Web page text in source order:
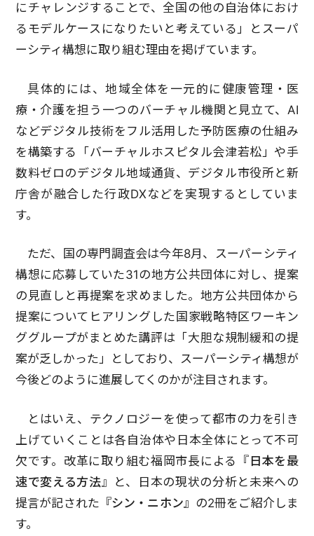
にチャレンジすることで、全国の他の自治体におけ
るモデルケースになりたいと考えている」とスーパ
ーシティ構想に取り組む理由を掲げています。
具体的には、地域全体を一元的に健康管理・医
療・介護を担う一つのバーチャル機関と見立て、AI
などデジタル技術をフル活用した予防医療の仕組み
を構築する「バーチャルホスピタル会津若松」や手
数料ゼロのデジタル地域通貨、デジタル市役所と新
庁舎が融合した行政DXなどを実現するとしていま
す。
ただ、国の専門調査会は今年8月、スーパーシティ
構想に応募していた31の地方公共団体に対し、提案
の見直しと再提案を求めました。地方公共団体から
提案についてヒアリングした国家戦略特区ワーキン
ググループがまとめた講評は「大胆な規制緩和の提
案が乏しかった」としており、スーパーシティ構想が
今後どのように進展してくのかが注目されます。
とはいえ、テクノロジーを使って都市の力を引き
上げていくことは各自治体や日本全体にとって不可
欠です。改革に取り組む福岡市長による『 日本を最
速で変える方法 』と、日本の現状の分析と未来への
提言が記された 『シン・ニホン』 の2冊をご紹介しま
す。